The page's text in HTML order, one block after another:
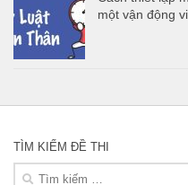
một vận động
TÌM KIẾM ĐỀ THI
Tìm